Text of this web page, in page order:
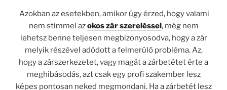
Azokban az esetekben, amikor úgy érzed, hogy valami
nem stimmel azokos zár szereléssel, még nem
lehetsz benne teljesen megbizonyosodva, hogy a zár
melyik részével adódott a felmerülő probléma. Az,
hogy a zárszerkezetet, vagy magát a zárbetétet érte a
meghibásodás, azt csak egy profi szakember lesz
képes pontosan neked megmondani. Ha a zárbetét lesz